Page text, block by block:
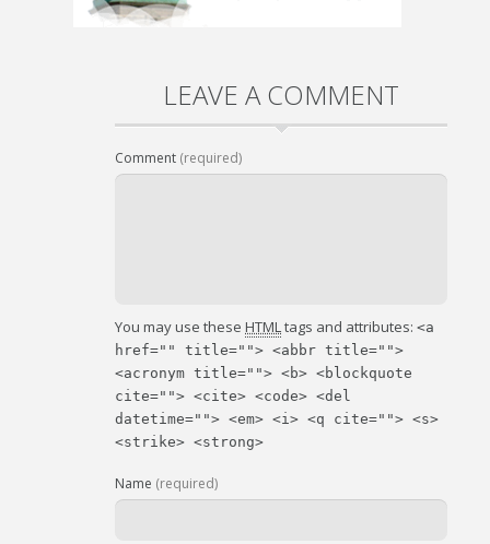
LEAVE A COMMENT
Comment (required)
You may use theseHTMLtags and attributes:<a
href="" title=""> <abbr title="">
<acronym title=""> <b> <blockquote
cite=""> <cite> <code> <del
datetime=""> <em> <i> <q cite=""> <s>
<strike> <strong>
Name (required)